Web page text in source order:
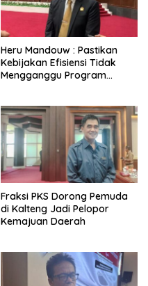
Heru Mandouw : Pastikan
Kebijakan Efisiensi Tidak
Mengganggu Program
Fraksi PKS Dorong Pemuda
di Kalteng Jadi Pelopor
Kemajuan Daerah